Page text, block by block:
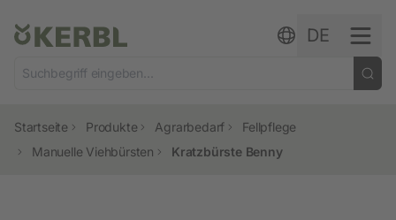
DE
Startseite Produkte Agrarbedarf
Fellpflege
Manuelle Viehbürsten
Kratzbürste Benny